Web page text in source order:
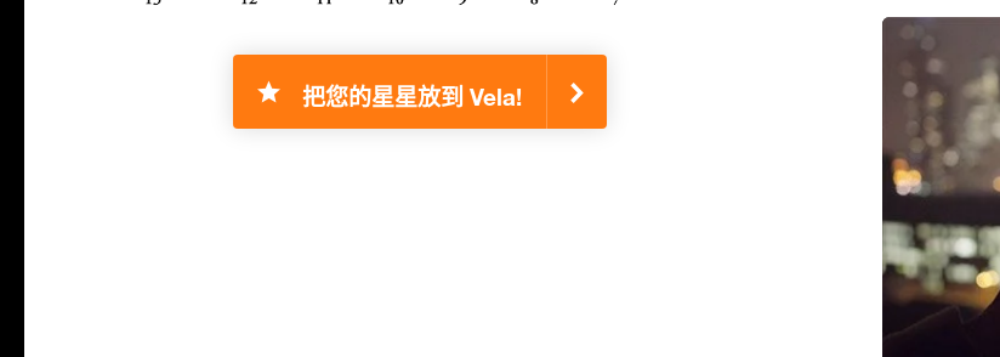
把您的星星放到 Vela!